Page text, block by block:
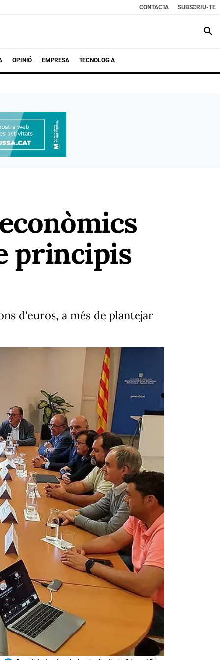
CONTACTA SUBSCRIU-TE
search
OPINIÓ EMPRESA TECNOLOGIA
principis
d'euros, a més de plantejar